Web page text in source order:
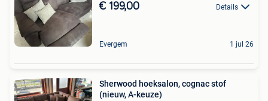
€ 199,00 Details
Evergem 1 jul 26
Sherwood hoeksalon, cognac stof
(nieuw, A-keuze)